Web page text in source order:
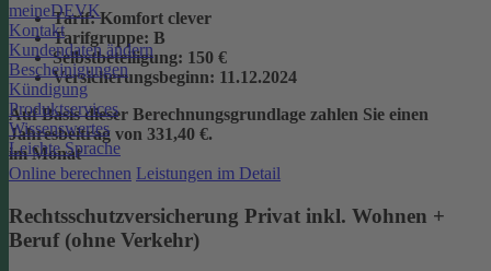
meineDEVK
Kontakt
Kundendaten ändern
Bescheinigungen
Kündigung
Produktservices
Wissenswertes
Leichte Sprache
Tarif: Komfort clever
Tarifgruppe: B
Selbstbeteiligung: 150 €
Versicherungsbeginn: 11.12.2024
Auf Basis dieser Berechnungsgrundlage zahlen Sie einen
Jahresbeitrag von 331,40 €.
im Monat
Online berechnen Leistungen im Detail
Rechtsschutzversicherung Privat inkl. Wohnen +
Beruf (ohne Verkehr)